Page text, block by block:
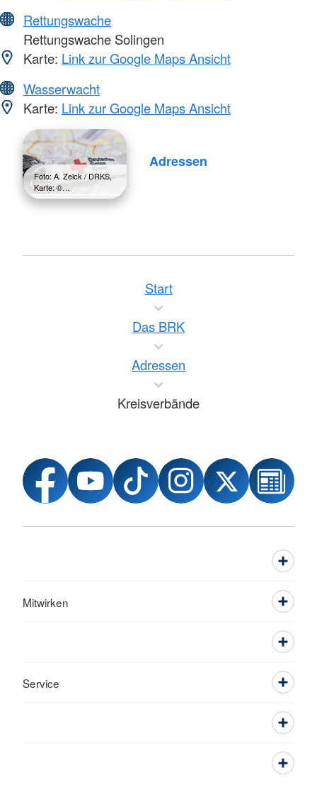
Rettungswache
Rettungswache Solingen
Karte: Link zur Google Maps Ansicht
Wasserwacht
Karte: Link zur Google Maps Ansicht
Foto: A. Zelck / DRKS,
Karte: ©…
Adressen
Start
Das BRK
Adressen
Kreisverbände
Mitwirken
Service